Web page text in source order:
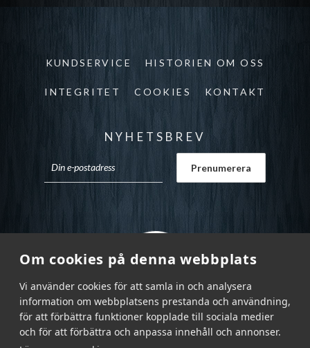
Om cookies på denna webbplats
Vi använder cookies för att samla in och analysera
information om webbplatsens prestanda och användning,
för att förbättra funktioner kopplade till sociala medier
och för att förbättra och anpassa innehåll och annonser.
KUNDSERVICE HISTORIEN OM OSS
INTEGRITET COOKIES KONTAKT
NYHETSBREV